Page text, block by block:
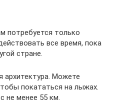
потребуется только
все время, пока
стране.
архитектура. Можете
покататься на лыжах.
не менее 55 км.